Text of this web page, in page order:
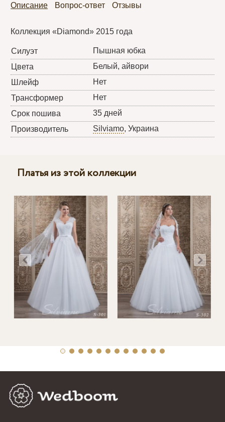
Описание Вопрос-ответ Отзывы
Коллекция «Diamond» 2015 года
Силуэт
Пышная юбка
Цвета
Белый, айвори
Шлейф
Нет
Трансформер
Нет
Срок пошива
35 дней
Производитель
Silviamo, Украина
Платья из этой коллекции